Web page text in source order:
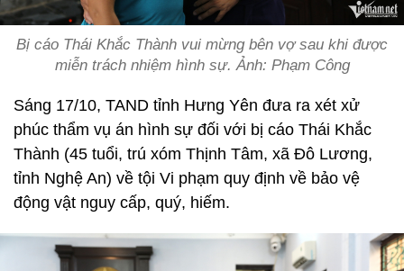
Bị cáo Thái Khắc Thành vui mừng bên vợ sau khi được
miễn trách nhiệm hình sự. Ảnh: Phạm Công
Sáng 17/10, TAND tỉnh Hưng Yên đưa ra xét xử
phúc thẩm vụ án hình sự đối với bị cáo Thái Khắc
Thành (45 tuổi, trú xóm Thịnh Tâm, xã Đô Lương,
tỉnh Nghệ An) về tội Vi phạm quy định về bảo vệ
động vật nguy cấp, quý, hiếm.